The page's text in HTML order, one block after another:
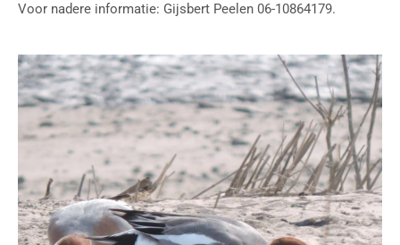
Voor nadere informatie: Gijsbert Peelen 06-10864179.